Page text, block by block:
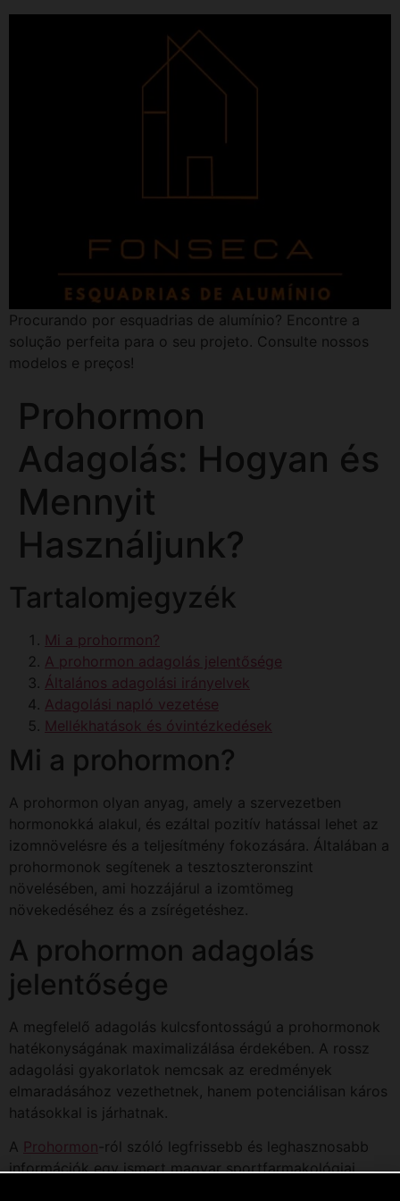
Procurando por esquadrias de alumínio? Encontre a
solução perfeita para o seu projeto. Consulte nossos
modelos e preços!
Prohormon
Adagolás: Hogyan és
Mennyit
Használjunk?
Tartalomjegyzék
Mi a prohormon?
A prohormon adagolás jelentősége
Általános adagolási irányelvek
Adagolási napló vezetése
Mellékhatások és óvintézkedések
Mi a prohormon?
A prohormon olyan anyag, amely a szervezetben
hormonokká alakul, és ezáltal pozitív hatással lehet az
izomnövelésre és a teljesítmény fokozására. Általában a
prohormonok segítenek a tesztoszteronszint
növelésében, ami hozzájárul a izomtömeg
növekedéséhez és a zsírégetéshez.
A prohormon adagolás
jelentősége
A megfelelő adagolás kulcsfontosságú a prohormonok
hatékonyságának maximalizálása érdekében. A rossz
adagolási gyakorlatok nemcsak az eredmények
elmaradásához vezethetnek, hanem potenciálisan káros
hatásokkal is járhatnak.
A Prohormon -ról szóló legfrissebb és leghasznosabb
információk egy ismert magyar sportfarmakológiai